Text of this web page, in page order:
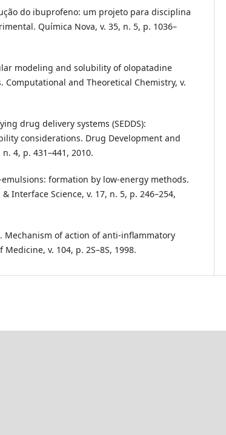
do ibuprofeno: um projeto para disciplina
Química Nova, v. 35, n. 5, p. 1036–
modeling and solubility of olopatadine
and Theoretical Chemistry, v.
drug delivery systems (SEDDS):
considerations. Drug Development and
4, p. 431–441, 2010.
emulsions: formation by low-energy methods.
Interface Science, v. 17, n. 5, p. 246–254,
Mechanism of action of anti-inflammatory
v. 104, p. 2S–8S, 1998.